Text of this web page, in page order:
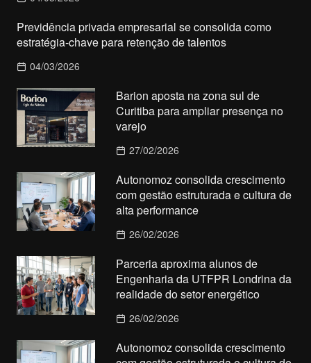
Previdência privada empresarial se consolida como
estratégia-chave para retenção de talentos
04/03/2026
Barion aposta na zona sul de
Curitiba para ampliar presença no
varejo
27/02/2026
Autonomoz consolida crescimento
com gestão estruturada e cultura de
alta performance
26/02/2026
Parceria aproxima alunos de
Engenharia da UTFPR Londrina da
realidade do setor energético
26/02/2026
Autonomoz consolida crescimento